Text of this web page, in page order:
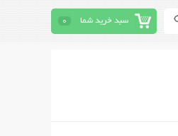
سبد خرید شما 0